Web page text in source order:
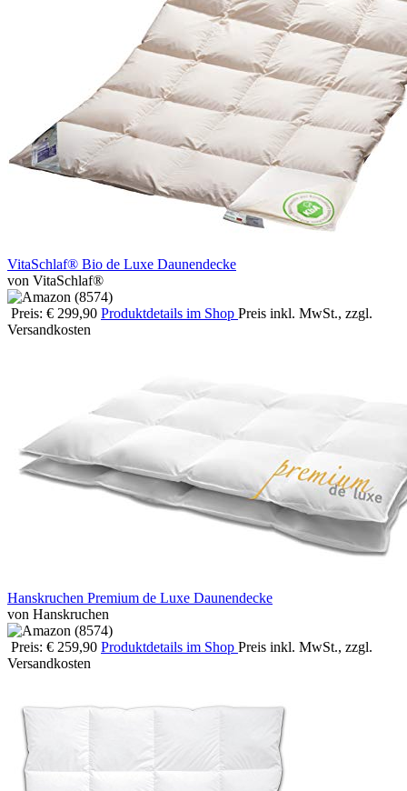
VitaSchlaf® Bio de Luxe Daunendecke
von VitaSchlaf®
Preis: € 299,90 Produktdetails im Shop Preis inkl. MwSt., zzgl.
Versandkosten
Hanskruchen Premium de Luxe Daunendecke
von Hanskruchen
Preis: € 259,90 Produktdetails im Shop Preis inkl. MwSt., zzgl.
Versandkosten